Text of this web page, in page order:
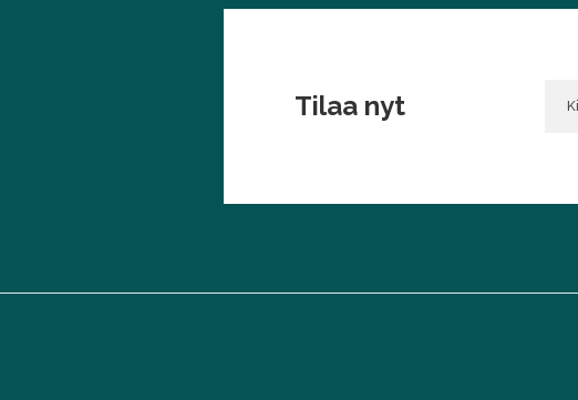
Tilaa nyt